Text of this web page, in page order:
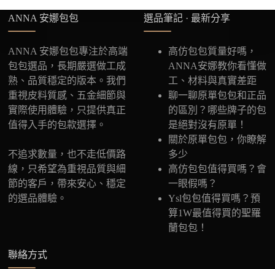
ANNA 安娜包包
ANNA 安娜包包專注於高端
包包選品，長期嚴選做工成
熟、品質穩定的版本。我們
重視皮料質感、五金細節與
實際使用體驗，只提供真正
值得入手的包款選擇。
不追求數量，也不走低價路
線，只希望為重視品質與細
節的客戶，帶來安心、穩定
的選品體驗。
選品筆記 · 最新分享
高仿包包質量好嗎，
ANNA安娜教你看懂做
工、材料與真實差距
聊一聊原單包包和正品
的區別？哪些牌子的包
是絕對沒有原單！
關於原單包包，你瞭解
多少
高仿包包值得買嗎？會
一眼假嗎？
Ysl包包值得買嗎？預
算1W最值得買的聖羅
蘭包包！
聯絡方式